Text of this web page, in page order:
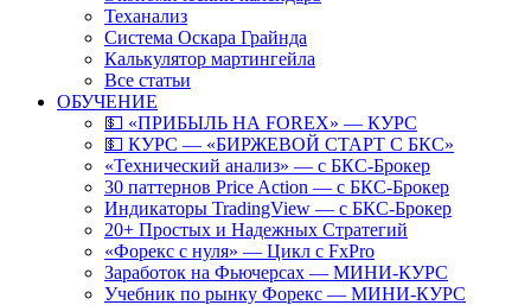
Теханализ
Система Оскара Грайнда
Калькулятор мартингейла
Все статьи
ОБУЧЕНИЕ
💵 «ПРИБЫЛЬ НА FOREX» — КУРС
💵 КУРС — «БИРЖЕВОЙ СТАРТ С БКС»
«Технический анализ» — с БКС-Брокер
30 паттернов Price Action — с БКС-Брокер
Индикаторы TradingView — с БКС-Брокер
20+ Простых и Надежных Стратегий
«Форекс с нуля» — Цикл с FxPro
Заработок на Фьючерсах — МИНИ-КУРС
Учебник по рынку Форекс — МИНИ-КУРС